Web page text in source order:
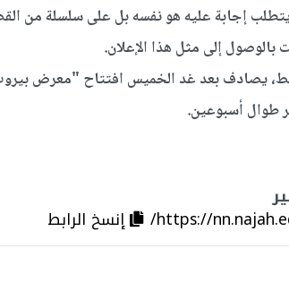
إجابة عليه هو نفسه بل على سلسلة من
إلى مثل هذا الإعلان.
يصادف بعد غد الخميس افتتاح "معرض
https:// إنسخ الرابط